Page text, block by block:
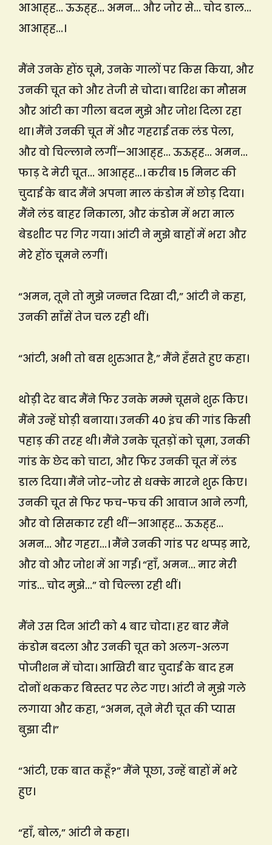
आआह्ह… ऊऊह्ह… अमन… और जोर से… चोद डाल…
आआह्ह…।
मैंने उनके होंठ चूमे, उनके गालों पर किस किया, और
उनकी चूत को और तेजी से चोदा। बारिश का मौसम
और आंटी का गीला बदन मुझे और जोश दिला रहा
था। मैंने उनकी चूत में और गहराई तक लंड पेला,
और वो चिल्लाने लगीं—आआह्ह… ऊऊह्ह… अमन…
फाड़ दे मेरी चूत… आआह्ह…। करीब 15 मिनट की
चुदाई के बाद मैंने अपना माल कंडोम में छोड़ दिया।
मैंने लंड बाहर निकाला, और कंडोम में भरा माल
बेडशीट पर गिर गया। आंटी ने मुझे बाहों में भरा और
मेरे होंठ चूमने लगीं।
“अमन, तूने तो मुझे जन्नत दिखा दी,” आंटी ने कहा,
उनकी साँसें तेज चल रही थीं।
“आंटी, अभी तो बस शुरुआत है,” मैंने हँसते हुए कहा।
थोड़ी देर बाद मैंने फिर उनके मम्मे चूसने शुरू किए।
मैंने उन्हें घोड़ी बनाया। उनकी 40 इंच की गांड किसी
पहाड़ की तरह थी। मैंने उनके चूतड़ों को चूमा, उनकी
गांड के छेद को चाटा, और फिर उनकी चूत में लंड
डाल दिया। मैंने जोर-जोर से धक्के मारने शुरू किए।
उनकी चूत से फिर फच-फच की आवाज आने लगी,
और वो सिसकार रही थीं—आआह्ह… ऊऊह्ह…
अमन… और गहरा…। मैंने उनकी गांड पर थप्पड़ मारे,
और वो और जोश में आ गईं। “हाँ, अमन… मार मेरी
गांड… चोद मुझे…” वो चिल्ला रही थीं।
मैंने उस दिन आंटी को 4 बार चोदा। हर बार मैंने
कंडोम बदला और उनकी चूत को अलग-अलग
पोजीशन में चोदा। आखिरी बार चुदाई के बाद हम
दोनों थककर बिस्तर पर लेट गए। आंटी ने मुझे गले
लगाया और कहा, “अमन, तूने मेरी चूत की प्यास
बुझा दी।”
“आंटी, एक बात कहूँ?” मैंने पूछा, उन्हें बाहों में भरे
हुए।
“हाँ, बोल,” आंटी ने कहा।